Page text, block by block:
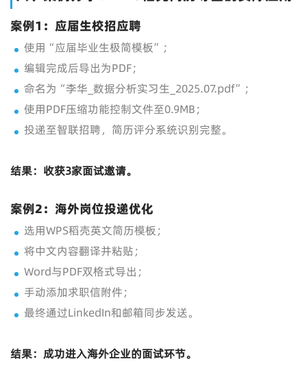
案例1：应届生校招应聘
使用“应届毕业生极简模板”；
编辑完成后导出为PDF；
命名为“李华_数据分析实习生_2025.07.pdf”；
使用PDF压缩功能控制文件至0.9MB；
投递至智联招聘，简历评分系统识别完整。
结果：收获3家面试邀请。
案例2：海外岗位投递优化
选用WPS稻壳英文简历模板；
将中文内容翻译并粘贴；
Word与PDF双格式导出；
手动添加求职信附件；
最终通过LinkedIn和邮箱同步发送。
结果：成功进入海外企业的面试环节。